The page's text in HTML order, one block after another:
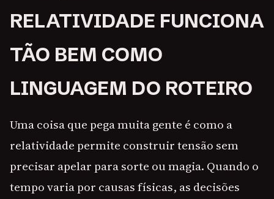
RELATIVIDADE FUNCIONA
TÃO BEM COMO
LINGUAGEM DO ROTEIRO
Uma coisa que pega muita gente é como a
relatividade permite construir tensão sem
precisar apelar para sorte ou magia. Quando o
tempo varia por causas físicas, as decisões